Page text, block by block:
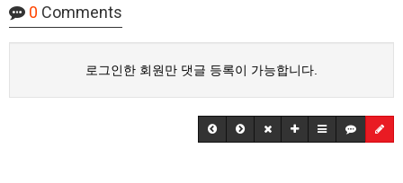
0 Comments
로그인한 회원만 댓글 등록이 가능합니다.